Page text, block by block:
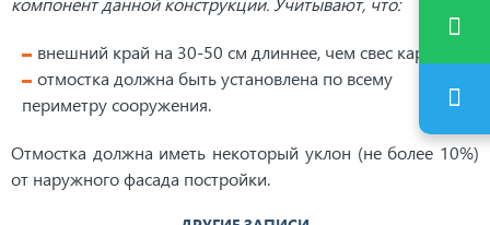
внешний край на 30-50 см длиннее, чем свес карниза;
отмостка должна быть установлена по всему
периметру сооружения.
Отмостка должна иметь некоторый уклон (не более 10%)
от наружного фасада постройки.